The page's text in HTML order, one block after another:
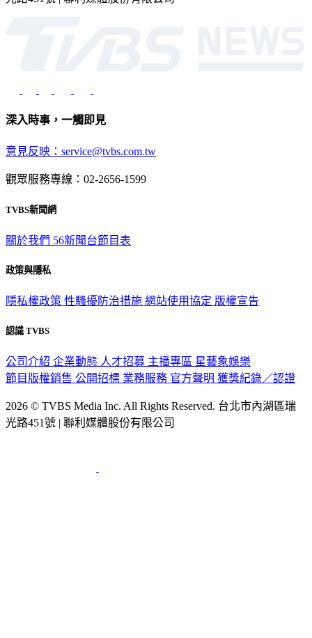
深入時事，一觸即見
意見反映：service@tvbs.com.tw
觀眾服務專線：02-2656-1599
TVBS新聞網
關於我們 56新聞台節目表
政策與隱私
隱私權政策 性騷擾防治措施 網站使用協定 版權宣告
認識 TVBS
公司介紹 企業動態 人才招募 主播專區 星藝象娛樂
節目版權銷售 公開招標 業務服務 官方聲明 獲獎紀錄／認證
2026 © TVBS Media Inc. All Rights Reserved. 台北市內湖區瑞
光路451號 | 聯利媒體股份有限公司